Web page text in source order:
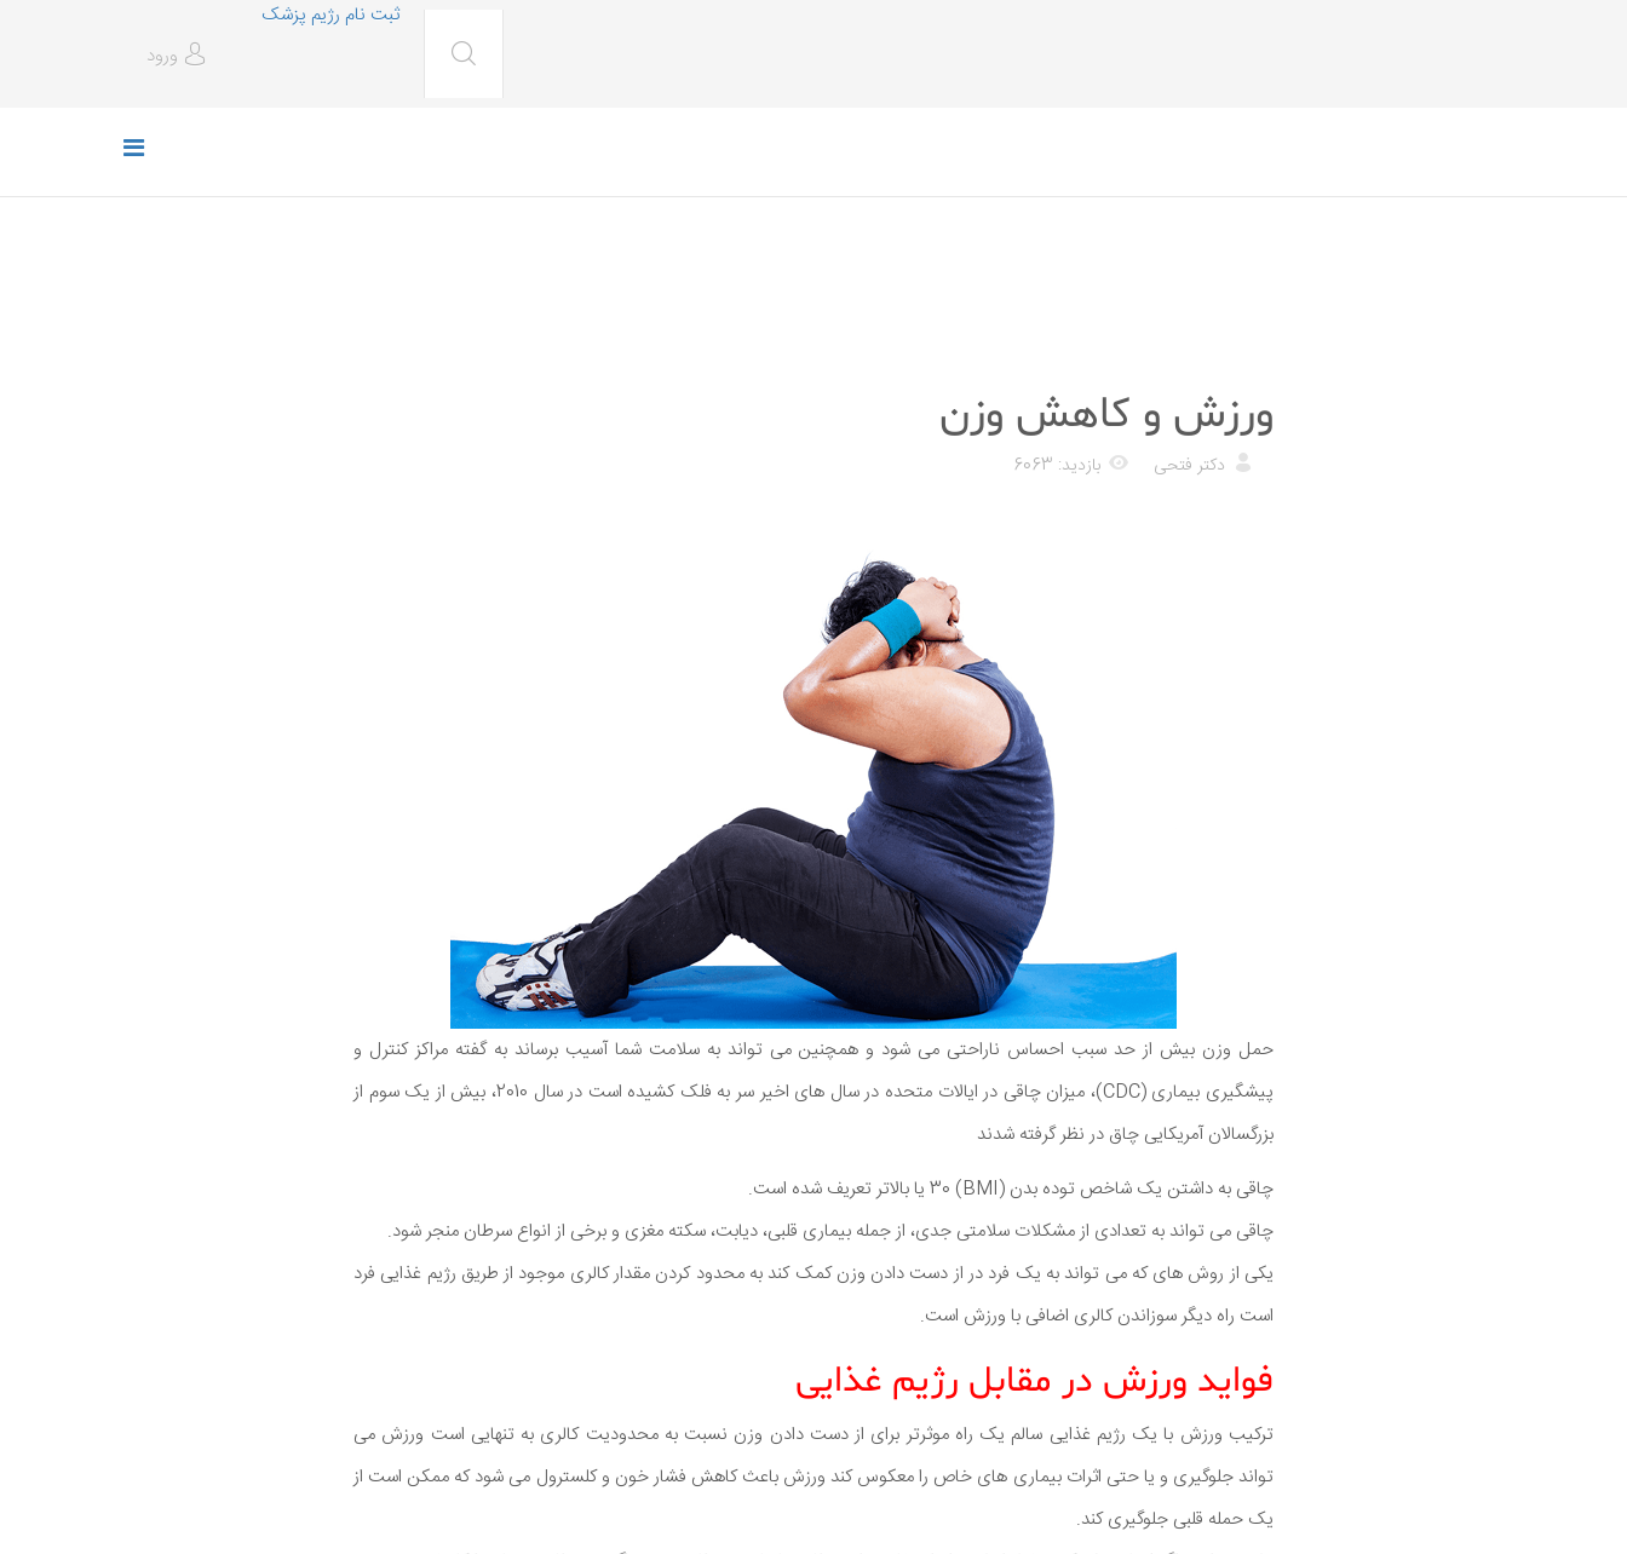
ثبت نام رژیم پزشک
ورود
ورزش و کاهش وزن
دکتر فتحی بازدید: 6063
حمل وزن بیش از حد سبب احساس ناراحتی می شود و همچنین می تواند به سلامت شما آسیب برساند به گفته مراکز کنترل و
پیشگیری بیماری (CDC)، میزان چاقی در ایالات متحده در سال های اخیر سر به فلک کشیده است در سال 2010، بیش از یک سوم از
بزرگسالان آمریکایی چاق در نظر گرفته شدند
چاقی به داشتن یک شاخص توده بدن (BMI) 30 یا بالاتر تعریف شده است.
چاقی می تواند به تعدادی از مشکلات سلامتی جدی، از جمله بیماری قلبی، دیابت، سکته مغزی و برخی از انواع سرطان منجر شود.
یکی از روش های که می تواند به یک فرد در از دست دادن وزن کمک کند به محدود کردن مقدار کالری موجود از طریق رژیم غذایی فرد
است راه دیگر سوزاندن کالری اضافی با ورزش است.
فواید ورزش در مقابل رژیم غذایی
ترکیب ورزش با یک رژیم غذایی سالم یک راه موثرتر برای از دست دادن وزن نسبت به محدودیت کالری به تنهایی است ورزش می
تواند جلوگیری و یا حتی اثرات بیماری های خاص را معکوس کند ورزش باعث کاهش فشار خون و کلسترول می شود که ممکن است از
یک حمله قلبی جلوگیری کند.